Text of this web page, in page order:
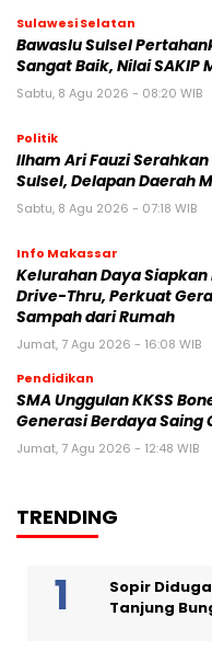
Sulawesi Selatan
Bawaslu Sulsel
Sangat Baik, Nilai SAKIP
Sabtu, 8 Agu 2026 - 08:20 WIB
Politik
Ilham Ari Fauzi Serahkan
Sulsel, Delapan Daerah
Sabtu, 8 Agu 2026 - 07:18 WIB
Info Makassar
Kelurahan Daya
Drive-Thru, Perkuat
Sampah dari Rumah
Jumat, 7 Agu 2026 - 16:08 WIB
Pendidikan
SMA Unggulan KKSS
Generasi Berdaya Saing
Jumat, 7 Agu 2026 - 12:48 WIB
TRENDING
Sopir
Tanjung